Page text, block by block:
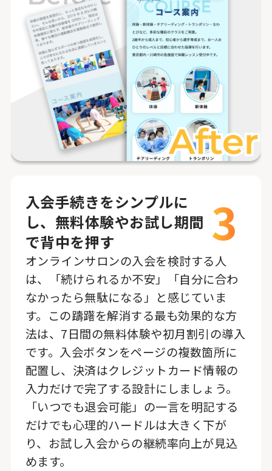
入会手続きをシンプルに
し、無料体験やお試し期間
で背中を押す
3
オンラインサロンの入会を検討する人
は、「続けられるか不安」「自分に合わ
なかったら無駄になる」と感じていま
す。この躊躇を解消する最も効果的な方
法は、7日間の無料体験や初月割引の導入
です。入会ボタンをページの複数箇所に
配置し、決済はクレジットカード情報の
入力だけで完了する設計にしましょう。
「いつでも退会可能」の一言を明記する
だけでも心理的ハードルは大きく下が
り、お試し入会からの継続率向上が見込
めます。